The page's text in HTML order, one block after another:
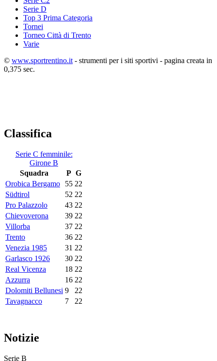
Serie D
Top 3 Prima Categoria
Tornei
Torneo Città di Trento
Varie
© www.sportrentino.it - strumenti per i siti sportivi - pagina creata in
0,375 sec.
Classifica
Serie C femminile:
Girone B
Squadra
P G
Orobica Bergamo
55 22
Südtirol
52 22
Pro Palazzolo
43 22
Chievoverona
39 22
Villorba
37 22
Trento
36 22
Venezia 1985
31 22
Garlasco 1926
30 22
Real Vicenza
18 22
Azzurra
16 22
Dolomiti Bellunesi 9
22
Tavagnacco
7 22
Notizie
Serie B